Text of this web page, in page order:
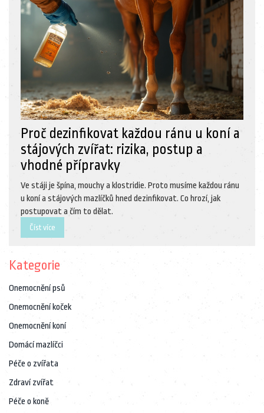
Proč dezinfikovat každou ránu u koní a
stájových zvířat: rizika, postup a
vhodné přípravky
Ve stáji je špína, mouchy a klostridie. Proto musíme každou ránu
u koní a stájových mazlíčků hned dezinfikovat. Co hrozí, jak
postupovat a čím to dělat.
Číst více
Kategorie
Onemocnění psů
Onemocnění koček
Onemocnění koní
Domácí mazlíčci
Péče o zvířata
Zdraví zvířat
Péče o koně